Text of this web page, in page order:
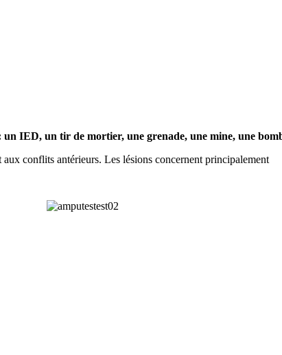
un IED, un tir de mortier, une grenade, une mine, une
conflits antérieurs. Les lésions concernent principalement